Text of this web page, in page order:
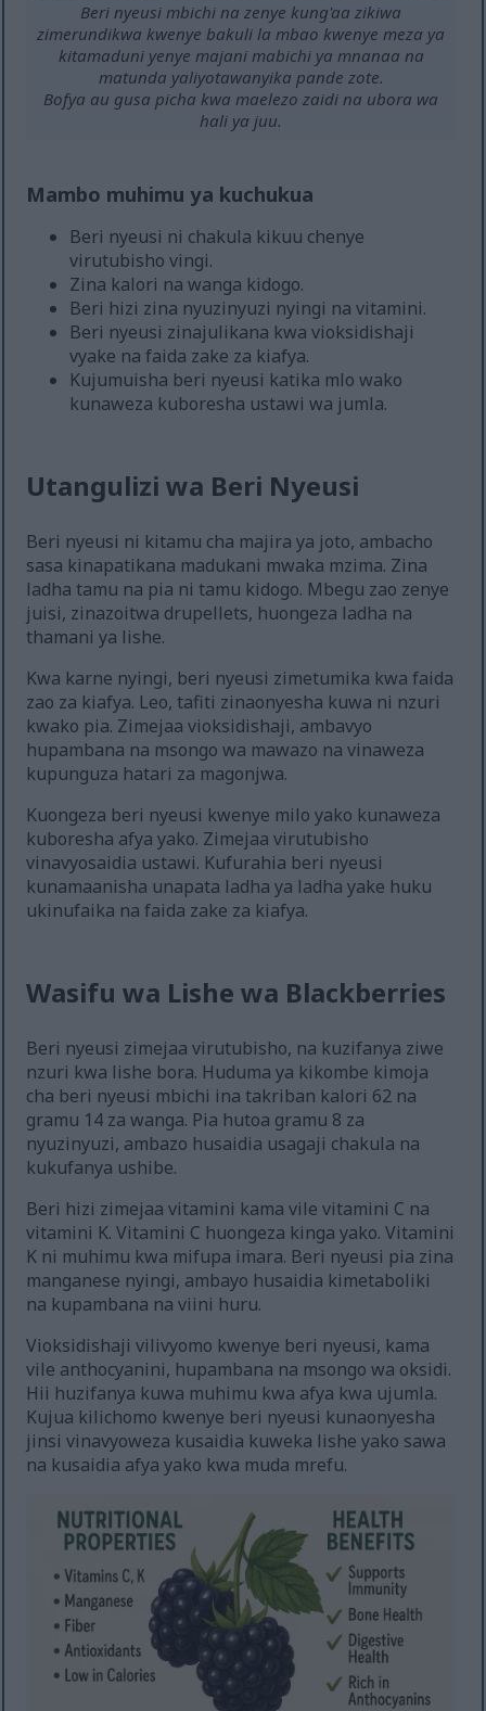
Beri nyeusi mbichi na zenye kung'aa zikiwa
zimerundikwa kwenye bakuli la mbao kwenye meza ya
kitamaduni yenye majani mabichi ya mnanaa na
matunda yaliyotawanyika pande zote.
Bofya au gusa picha kwa maelezo zaidi na ubora wa
hali ya juu.
Mambo muhimu ya kuchukua
Beri nyeusi ni chakula kikuu chenye
virutubisho vingi.
Zina kalori na wanga kidogo.
Beri hizi zina nyuzinyuzi nyingi na vitamini.
Beri nyeusi zinajulikana kwa vioksidishaji
vyake na faida zake za kiafya.
Kujumuisha beri nyeusi katika mlo wako
kunaweza kuboresha ustawi wa jumla.
Utangulizi wa Beri Nyeusi
Beri nyeusi ni kitamu cha majira ya joto, ambacho
sasa kinapatikana madukani mwaka mzima. Zina
ladha tamu na pia ni tamu kidogo. Mbegu zao zenye
juisi, zinazoitwa drupellets, huongeza ladha na
thamani ya lishe.
Kwa karne nyingi, beri nyeusi zimetumika kwa faida
zao za kiafya. Leo, tafiti zinaonyesha kuwa ni nzuri
kwako pia. Zimejaa vioksidishaji, ambavyo
hupambana na msongo wa mawazo na vinaweza
kupunguza hatari za magonjwa.
Kuongeza beri nyeusi kwenye milo yako kunaweza
kuboresha afya yako. Zimejaa virutubisho
vinavyosaidia ustawi. Kufurahia beri nyeusi
kunamaanisha unapata ladha ya ladha yake huku
ukinufaika na faida zake za kiafya.
Wasifu wa Lishe wa Blackberries
Beri nyeusi zimejaa virutubisho, na kuzifanya ziwe
nzuri kwa lishe bora. Huduma ya kikombe kimoja
cha beri nyeusi mbichi ina takriban kalori 62 na
gramu 14 za wanga. Pia hutoa gramu 8 za
nyuzinyuzi, ambazo husaidia usagaji chakula na
kukufanya ushibe.
Beri hizi zimejaa vitamini kama vile vitamini C na
vitamini K. Vitamini C huongeza kinga yako. Vitamini
K ni muhimu kwa mifupa imara. Beri nyeusi pia zina
manganese nyingi, ambayo husaidia kimetaboliki
na kupambana na viini huru.
Vioksidishaji vilivyomo kwenye beri nyeusi, kama
vile anthocyanini, hupambana na msongo wa oksidi.
Hii huzifanya kuwa muhimu kwa afya kwa ujumla.
Kujua kilichomo kwenye beri nyeusi kunaonyesha
jinsi vinavyoweza kusaidia kuweka lishe yako sawa
na kusaidia afya yako kwa muda mrefu.